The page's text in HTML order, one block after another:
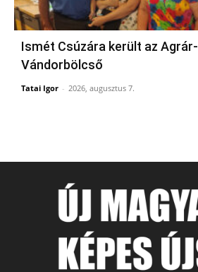
Ismét Csúzára került az Agrár-
Vándorbölcső
Tatai Igor - 2026, augusztus 7.